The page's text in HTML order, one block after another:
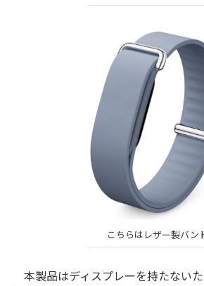
こちらはレザー製バン
本製品はディスプレーを持たない